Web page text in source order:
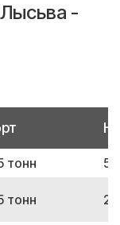
-
тонн
тонн